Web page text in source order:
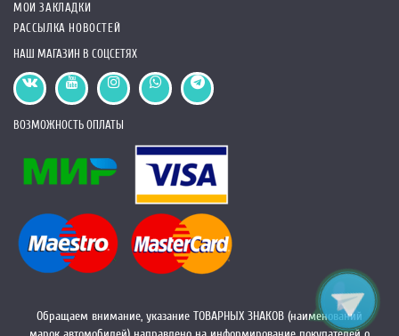
МОИ ЗАКЛАДКИ
РАССЫЛКА НОВОСТЕЙ
НАШ МАГАЗИН В СОЦСЕТЯХ
ВОЗМОЖНОСТЬ ОПЛАТЫ
Обращаем внимание, указание ТОВАРНЫХ ЗНАКОВ (наименований